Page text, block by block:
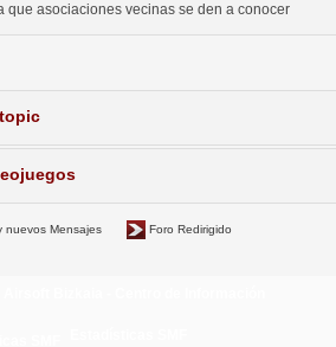
que asociaciones vecinas se den a conocer
nuevos Mensajes Foro Redirigido